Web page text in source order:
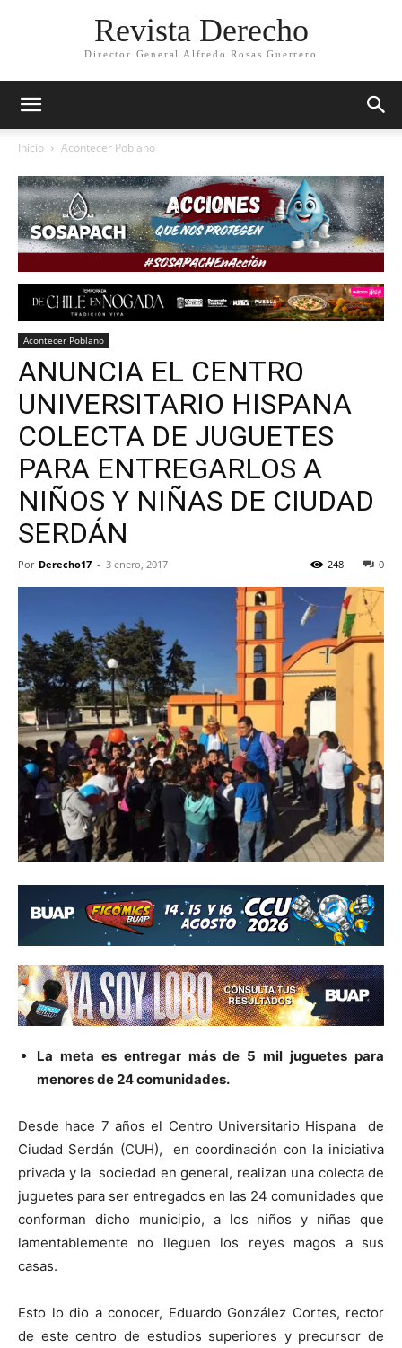
Revista Derecho
Director General Alfredo Rosas Guerrero
Inicio Acontecer Poblano
Acontecer Poblano
ANUNCIA EL CENTRO
UNIVERSITARIO HISPANA
COLECTA DE JUGUETES
PARA ENTREGARLOS A
NIÑOS Y NIÑAS DE CIUDAD
SERDÁN
Por Derecho17 - 3 enero, 2017 0
248
La meta es entregar más de 5 mil juguetes para
menores de 24 comunidades.
Desde hace 7 años el Centro Universitario Hispana de
Ciudad Serdán (CUH), en coordinación con la iniciativa
privada y la sociedad en general, realizan una colecta de
juguetes para ser entregados en las 24 comunidades que
conforman dicho municipio, a los niños y niñas que
lamentablemente no lleguen los reyes magos a sus
casas.
Esto lo dio a conocer, Eduardo González Cortes, rector
de este centro de estudios superiores y precursor de